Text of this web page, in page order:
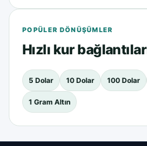
POPÜLER DÖNÜŞÜMLER
Hızlı kur
5 Dolar 10 Dolar 100 Dolar
1 Gram Altın